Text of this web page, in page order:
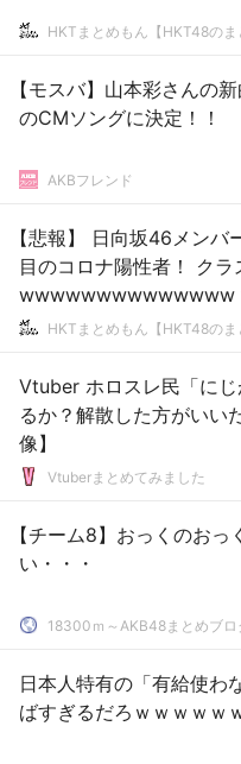
HKTまとめもん【HKT48のま
【モスバ】山本彩さんの
のCMソングに決定！！
AKBフレンド
【悲報】 日向坂46メンバ
目のコロナ陽性者！ クラ
HKTまとめもん【HKT48のま
Vtuber ホロスレ民「に
るか？解散した方がいい
像】
Vtuberまとめてみました
【チーム8】おっくのおっ
い・・・
18300ｍ～AKB48まとめブロ
日本人特有の「有給使わ
ばすぎるだろｗｗｗｗｗ